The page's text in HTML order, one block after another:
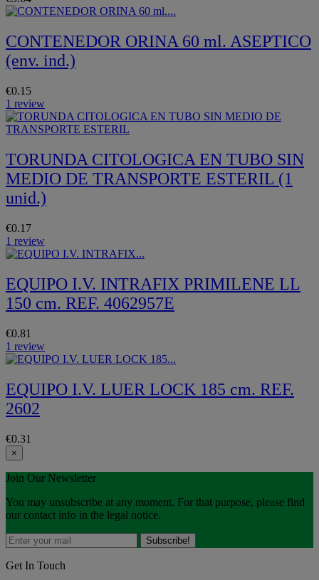
CONTENEDOR ORINA 60 ml. ASEPTICO
(env. ind.)
€0.15
1 review
TORUNDA CITOLOGICA EN TUBO SIN
MEDIO DE TRANSPORTE ESTERIL (1
unid.)
€0.17
1 review
EQUIPO I.V. INTRAFIX PRIMILENE LL
150 cm. REF. 4062957E
€0.81
1 review
EQUIPO I.V. LUER LOCK 185 cm. REF.
2602
€0.31
×
Join Our Newsletter
You may unsubscribe at any moment. For that purpose, please find
our contact info in the legal notice.
Get In Touch